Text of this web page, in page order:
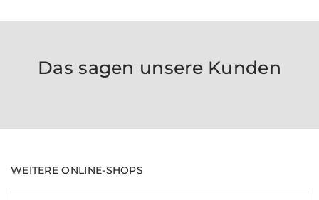
Das sagen unsere Kunden
WEITERE ONLINE-SHOPS